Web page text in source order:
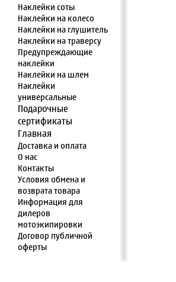
Наклейки соты
Наклейки на колесо
Наклейки на глушитель
Наклейки на траверсу
Предупреждающие
наклейки
Наклейки на шлем
Наклейки
универсальные
Подарочные
сертификаты
Главная
Доставка и оплата
О нас
Контакты
Условия обмена и
возврата товара
Информация для
дилеров
мотоэкипировки
Договор публичной
оферты